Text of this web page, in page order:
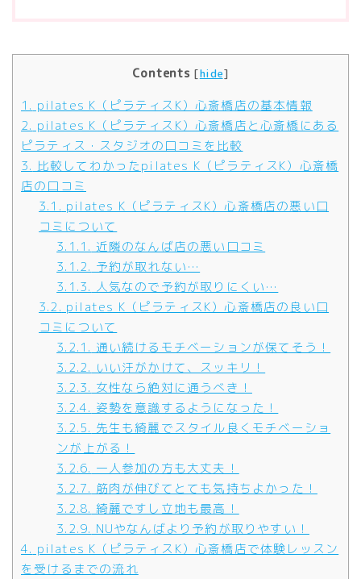
Contents [hide]
1. pilates K（ピラティスK）心斎橋店の基本情報
2. pilates K（ピラティスK）心斎橋店と心斎橋にある
ピラティス・スタジオの口コミを比較
3. 比較してわかったpilates K（ピラティスK）心斎橋
店の口コミ
3.1. pilates K（ピラティスK）心斎橋店の悪い口
コミについて
3.1.1. 近隣のなんば店の悪い口コミ
3.1.2. 予約が取れない…
3.1.3. 人気なので予約が取りにくい…
3.2. pilates K（ピラティスK）心斎橋店の良い口
コミについて
3.2.1. 通い続けるモチベーションが保てそう！
3.2.2. いい汗がかけて、スッキリ！
3.2.3. 女性なら絶対に通うべき！
3.2.4. 姿勢を意識するようになった！
3.2.5. 先生も綺麗でスタイル良くモチベーショ
ンが上がる！
3.2.6. 一人参加の方も大丈夫！
3.2.7. 筋肉が伸びてとても気持ちよかった！
3.2.8. 綺麗ですし立地も最高！
3.2.9. NUやなんばより予約が取りやすい！
4. pilates K（ピラティスK）心斎橋店で体験レッスン
を受けるまでの流れ